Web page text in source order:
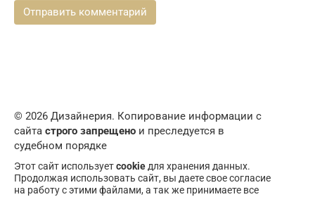
© 2026 Дизайнерия. Копирование информации с
сайта строго запрещено и преследуется в
судебном порядке
Этот сайт используетcookie для хранения данных.
Продолжая использовать сайт, вы даете свое согласие
на работу с этими файлами, а так же принимаете все